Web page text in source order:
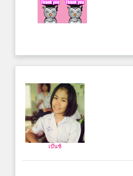
เบ๊นซ์